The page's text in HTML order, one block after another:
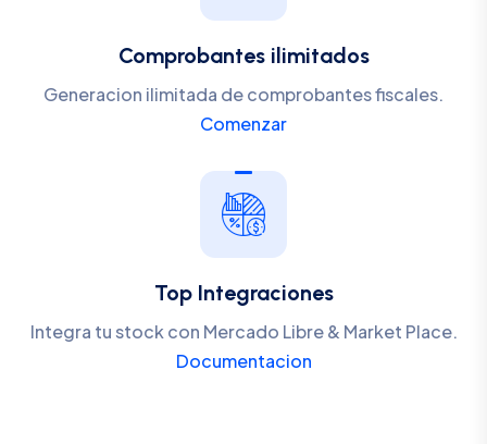
Comprobantes ilimitados
Generacion ilimitada de comprobantes fiscales.
Comenzar
Top Integraciones
Integra tu stock con Mercado Libre & Market Place.
Documentacion